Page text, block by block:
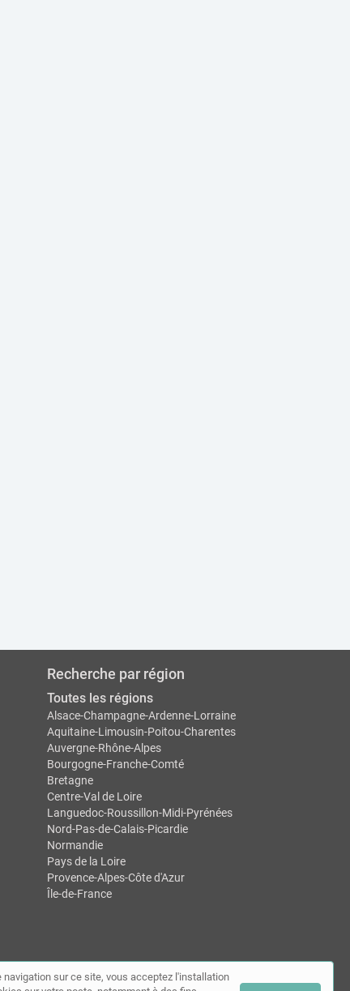
Recherche par région
Toutes les régions
Alsace-Champagne-Ardenne-Lorraine
Aquitaine-Limousin-Poitou-Charentes
Auvergne-Rhône-Alpes
Bourgogne-Franche-Comté
Bretagne
Centre-Val de Loire
Languedoc-Roussillon-Midi-Pyrénées
Nord-Pas-de-Calais-Picardie
Normandie
Pays de la Loire
Provence-Alpes-Côte d'Azur
Île-de-France
navigation sur ce site, vous acceptez l'installation